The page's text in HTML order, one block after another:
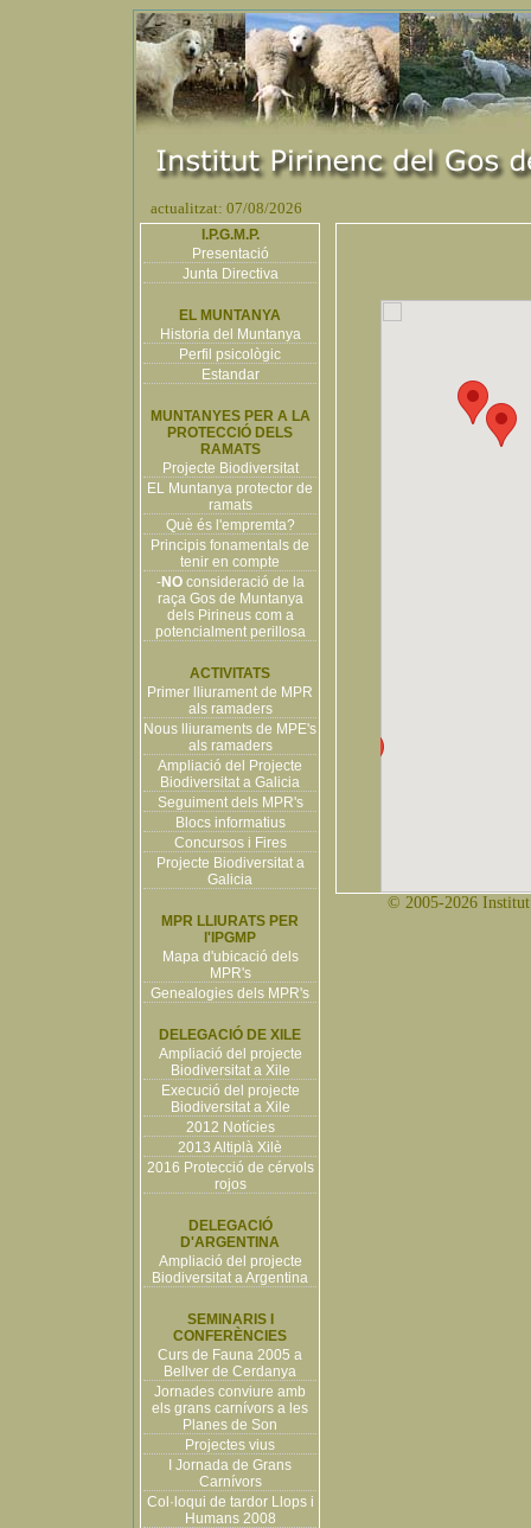
actualitzat: 07/08/2026
I.P.G.M.P.
Presentació
Junta Directiva
EL MUNTANYA
Historia del Muntanya
Perfil psicològic
Estandar
MUNTANYES PER A LA
PROTECCIÓ DELS
RAMATS
Projecte Biodiversitat
EL Muntanya protector de
ramats
Què és l'empremta?
Principis fonamentals de
tenir en compte
-NOconsideració de la
raça Gos de Muntanya
dels Pirineus com a
potencialment perillosa
ACTIVITATS
Primer lliurament de MPR
als ramaders
Nous lliuraments de MPE's
als ramaders
Ampliació del Projecte
Biodiversitat a Galicia
Seguiment dels MPR's
Blocs informatius
Concursos i Fires
Projecte Biodiversitat a
Galicia
MPR LLIURATS PER
l'IPGMP
Mapa d'ubicació dels
MPR's
Genealogies dels MPR's
DELEGACIÓ DE XILE
Ampliació del projecte
Biodiversitat a Xile
Execució del projecte
Biodiversitat a Xile
2012 Notícies
2013 Altiplà Xilè
2016 Protecció de cérvols
rojos
DELEGACIÓ
D'ARGENTINA
Ampliació del projecte
Biodiversitat a Argentina
SEMINARIS I
CONFERÈNCIES
Curs de Fauna 2005 a
Bellver de Cerdanya
Jornades conviure amb
els grans carnívors a les
Planes de Son
Projectes vius
I Jornada de Grans
Carnívors
Col·loqui de tardor Llops i
Humans 2008
© 2005-2026 Institut